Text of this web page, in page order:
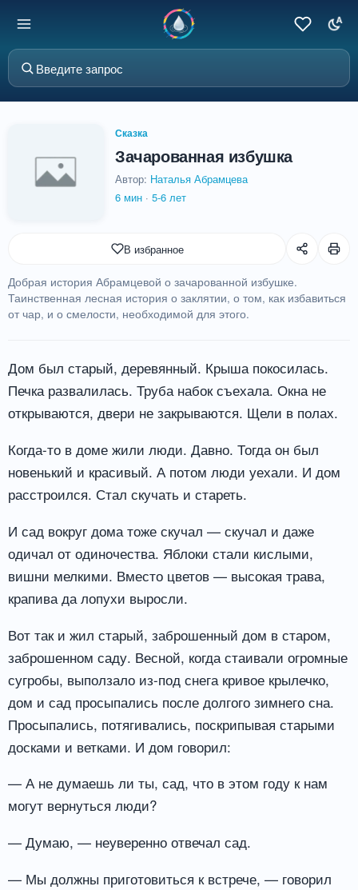
Сказка
Зачарованная избушка
Автор: Наталья Абрамцева
6 мин · 5-6 лет
Добрая история Абрамцевой о зачарованной избушке.
Таинственная лесная история о заклятии, о том, как избавиться
от чар, и о смелости, необходимой для этого.
В избранное
Дом был старый, деревянный. Крыша покосилась.
Печка развалилась. Труба набок съехала. Окна не
открываются, двери не закрываются. Щели в полах.
Когда-то в доме жили люди. Давно. Тогда он был
новенький и красивый. А потом люди уехали. И дом
расстроился. Стал скучать и стареть.
И сад вокруг дома тоже скучал — скучал и даже
одичал от одиночества. Яблоки стали кислыми,
вишни мелкими. Вместо цветов — высокая трава,
крапива да лопухи выросли.
Вот так и жил старый, заброшенный дом в старом,
заброшенном саду. Весной, когда стаивали огромные
сугробы, выползало из-под снега кривое крылечко,
дом и сад просыпались после долгого зимнего сна.
Просыпались, потягивались, поскрипывая старыми
досками и ветками. И дом говорил:
— А не думаешь ли ты, сад, что в этом году к нам
могут вернуться люди?
— Думаю, — неуверенно отвечал сад.
— Мы должны приготовиться к встрече, — говорил